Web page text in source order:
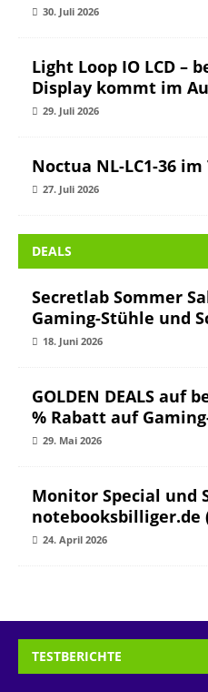
30. Juli 2026
Light Loop IO LCD –
Display kommt im
29. Juli 2026
Noctua NL-LC1-36 im
27. Juli 2026
DEALS
Secretlab Sommer
Gaming-Stühle und
18. Juni 2026
GOLDEN DEALS auf
% Rabatt auf
29. Mai 2026
Monitor Special und
notebooksbilliger.de
24. April 2026
TESTBERICHTE